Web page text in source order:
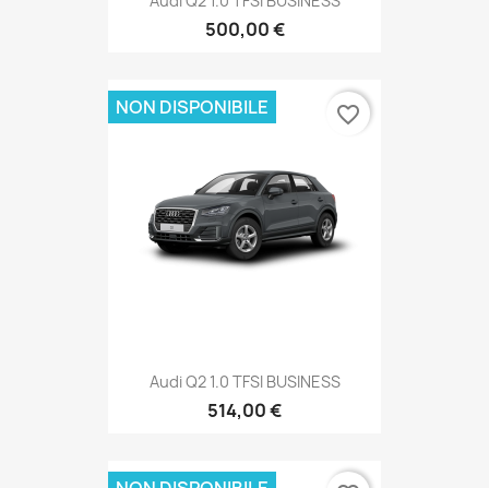
500,00 €
Audi Q2 1.0 TFSI BUSINESS
514,00 €
NON DISPONIBILE favorite_border